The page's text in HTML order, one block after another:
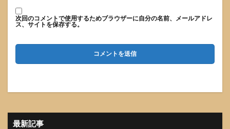
次回のコメントで使用するためブラウザーに自分の名前、メールアドレ
ス、サイトを保存する。
最新記事